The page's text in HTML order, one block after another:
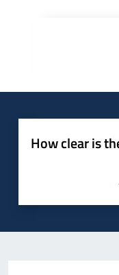
How clear is